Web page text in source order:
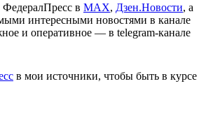
в МАХ, Дзен.Новости, а
интересными новостями в канале
и оперативное — в telegram-канале
в мои источники, чтобы быть в курсе